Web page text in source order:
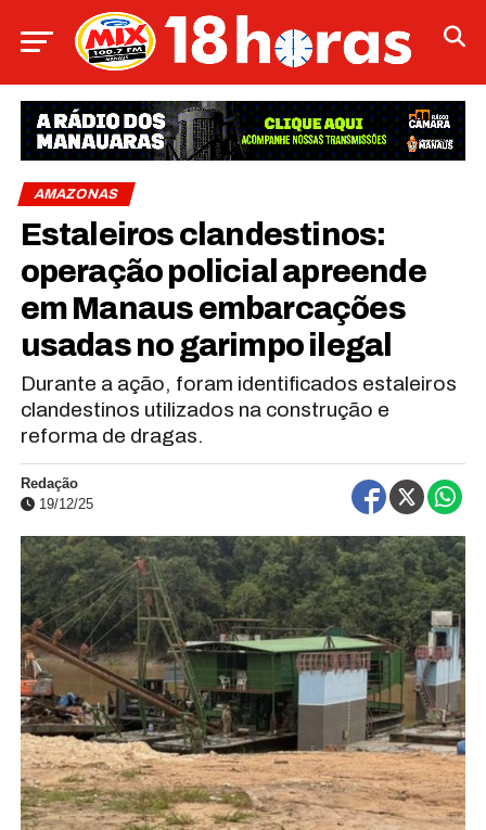
AMAZONAS
Estaleiros clandestinos:
operação policial apreende
em Manaus embarcações
usadas no garimpo ilegal
Durante a ação, foram identificados estaleiros
clandestinos utilizados na construção e
reforma de dragas.
Redação
19/12/25